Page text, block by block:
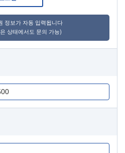
정보가 자동 입력됩니다
상태에서도 문의 가능)